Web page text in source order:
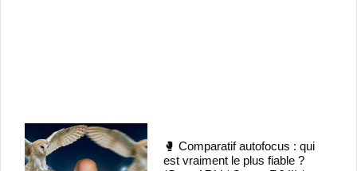
🥊 Comparatif autofocus : qui
est vraiment le plus fiable ?